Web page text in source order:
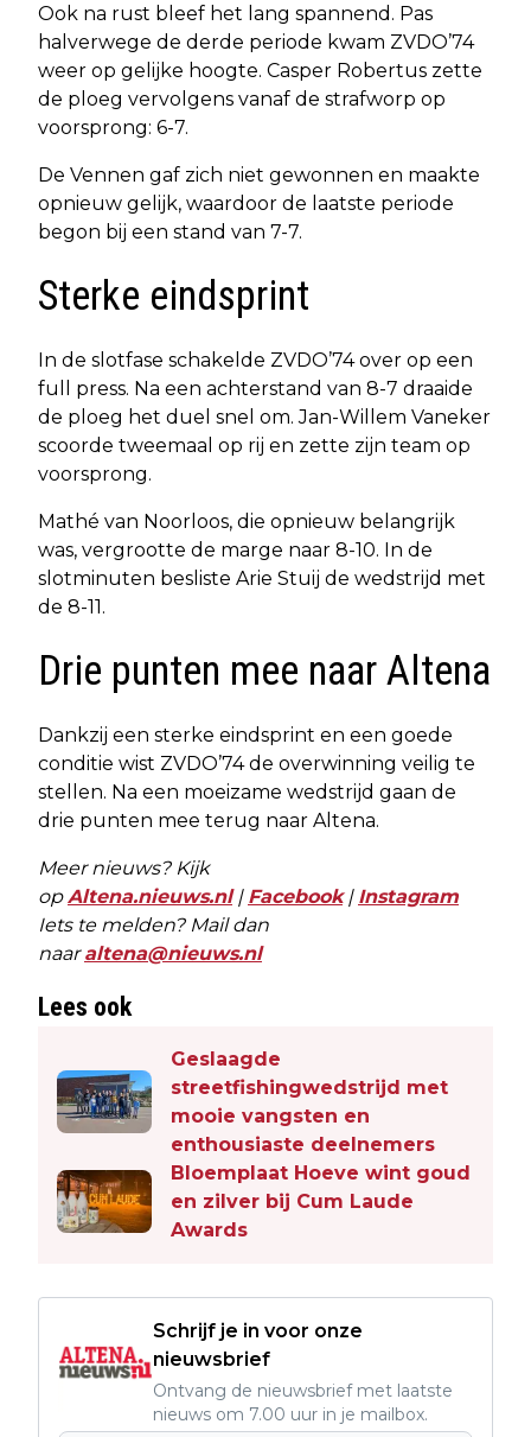
Ook na rust bleef het lang spannend. Pas
halverwege de derde periode kwam ZVDO’74
weer op gelijke hoogte. Casper Robertus zette
de ploeg vervolgens vanaf de strafworp op
voorsprong: 6-7.
De Vennen gaf zich niet gewonnen en maakte
opnieuw gelijk, waardoor de laatste periode
begon bij een stand van 7-7.
Sterke eindsprint
In de slotfase schakelde ZVDO’74 over op een
full press. Na een achterstand van 8-7 draaide
de ploeg het duel snel om. Jan-Willem Vaneker
scoorde tweemaal op rij en zette zijn team op
voorsprong.
Mathé van Noorloos, die opnieuw belangrijk
was, vergrootte de marge naar 8-10. In de
slotminuten besliste Arie Stuij de wedstrijd met
de 8-11.
Drie punten mee naar Altena
Dankzij een sterke eindsprint en een goede
conditie wist ZVDO’74 de overwinning veilig te
stellen. Na een moeizame wedstrijd gaan de
drie punten mee terug naar Altena.
Meer nieuws? Kijk
opAltena.nieuws.nl| Facebook| Instagram
Iets te melden? Mail dan
naaraltena@nieuws.nl
Lees ook
Geslaagde
streetfishingwedstrijd met
mooie vangsten en
enthousiaste deelnemers
Bloemplaat Hoeve wint goud
en zilver bij Cum Laude
Awards
Schrijf je in voor onze
nieuwsbrief
Ontvang de nieuwsbrief met laatste
nieuws om 7.00 uur in je mailbox.